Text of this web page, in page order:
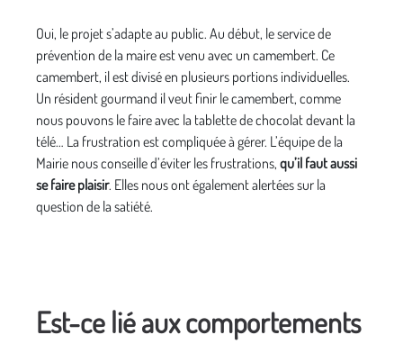
Oui, le projet s’adapte au public. Au début, le service de
prévention de la maire est venu avec un camembert. Ce
camembert, il est divisé en plusieurs portions individuelles.
Un résident gourmand il veut finir le camembert, comme
nous pouvons le faire avec la tablette de chocolat devant la
télé… La frustration est compliquée à gérer. L’équipe de la
Mairie nous conseille d’éviter les frustrations, qu’il faut aussi
se faire plaisir. Elles nous ont également alertées sur la
question de la satiété.
Est-ce lié aux comportements